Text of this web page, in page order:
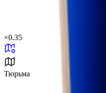
×0.35
Тюрьма